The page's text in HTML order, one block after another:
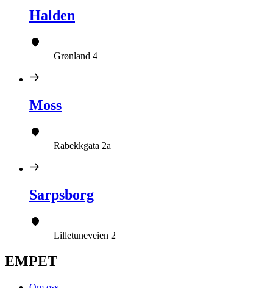
Halden
Grønland 4
Moss
Rabekkgata 2a
Sarpsborg
Lilletuneveien 2
EMPET